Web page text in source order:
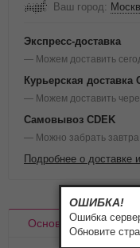
Ваш город:
Экспресс-доставка
— Можем доставить
Курьерская доставка
— Можем доставить
Самовывоз CDEK
— Можно забрать
Подробнее о доставке
Основное
ОШИБКА!
Ошибка
Обновите